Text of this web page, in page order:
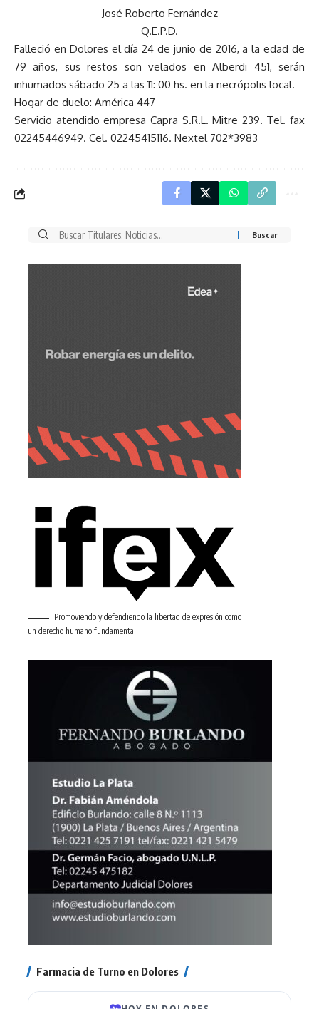
José Roberto Fernández
Q.E.P.D.
Falleció en Dolores el día 24 de junio de 2016, a la edad de
79 años, sus restos son velados en Alberdi 451, serán
inhumados sábado 25 a las 11: 00 hs. en la necrópolis local.
Hogar de duelo: América 447
Servicio atendido empresa Capra S.R.L. Mitre 239. Tel. fax
02245446949. Cel. 02245415116. Nextel 702*3983
Buscar
Promoviendo y defendiendo la libertad de expresión como
un derecho humano fundamental.
Farmacia de Turno en Dolores